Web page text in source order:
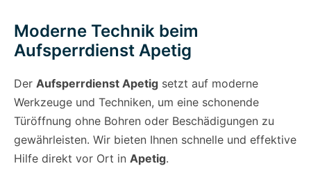
Moderne Technik beim
Aufsperrdienst Apetig
Der Aufsperrdienst Apetig setzt auf moderne
Werkzeuge und Techniken, um eine schonende
Türöffnung ohne Bohren oder Beschädigungen zu
gewährleisten. Wir bieten Ihnen schnelle und effektive
Hilfe direkt vor Ort in Apetig.